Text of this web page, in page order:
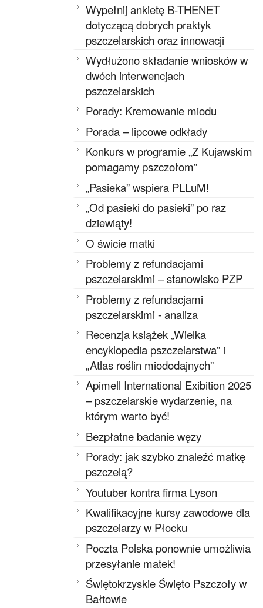
Wypełnij ankietę B-THENET
dotyczącą dobrych praktyk
pszczelarskich oraz innowacji
Wydłużono składanie wniosków w
dwóch interwencjach
pszczelarskich
Porady: Kremowanie miodu
Porada – lipcowe odkłady
Konkurs w programie „Z Kujawskim
pomagamy pszczołom”
„Pasieka” wspiera PLLuM!
„Od pasieki do pasieki” po raz
dziewiąty!
O świcie matki
Problemy z refundacjami
pszczelarskimi – stanowisko PZP
Problemy z refundacjami
pszczelarskimi - analiza
Recenzja książek „Wielka
encyklopedia pszczelarstwa” i
„Atlas roślin miododajnych”
Apimell International Exibition 2025
– pszczelarskie wydarzenie, na
którym warto być!
Bezpłatne badanie węzy
Porady: jak szybko znaleźć matkę
pszczelą?
Youtuber kontra firma Lyson
Kwalifikacyjne kursy zawodowe dla
pszczelarzy w Płocku
Poczta Polska ponownie umożliwia
przesyłanie matek!
Świętokrzyskie Święto Pszczoły w
Bałtowie